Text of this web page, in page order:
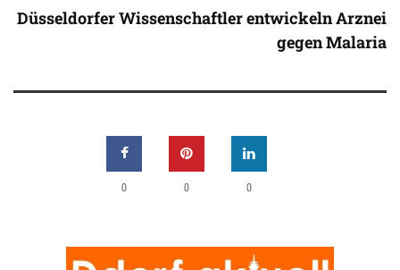
Düsseldorfer Wissenschaftler entwickeln Arznei
gegen Malaria
0 0 0